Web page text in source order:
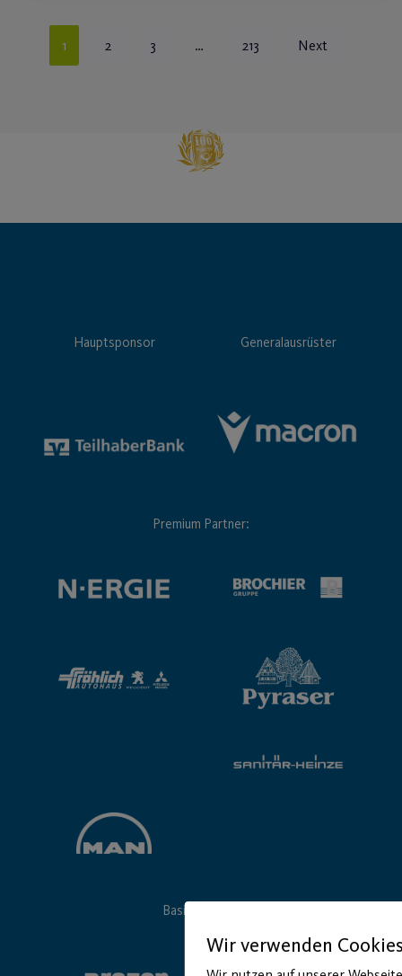
1 2 3 … 213 Next
Hauptsponsor Generalausrüster
Premium Partner:
Basic Partner:
Wir verwenden